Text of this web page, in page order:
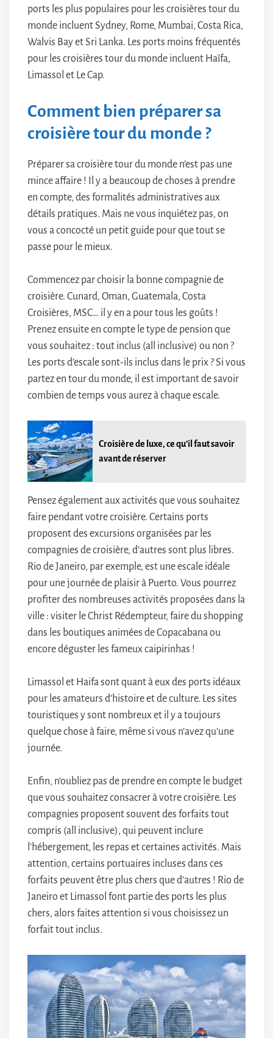
ports les plus populaires pour les croisières tour du
monde incluent Sydney, Rome, Mumbai, Costa Rica,
Walvis Bay et Sri Lanka. Les ports moins fréquentés
pour les croisières tour du monde incluent Haïfa,
Limassol et Le Cap.
Comment bien préparer sa
croisière tour du monde ?
Préparer sa croisière tour du monde n’est pas une
mince affaire ! Il y a beaucoup de choses à prendre
en compte, des formalités administratives aux
détails pratiques. Mais ne vous inquiétez pas, on
vous a concocté un petit guide pour que tout se
passe pour le mieux.
Commencez par choisir la bonne compagnie de
croisière. Cunard, Oman, Guatemala, Costa
Croisières, MSC… il y en a pour tous les goûts !
Prenez ensuite en compte le type de pension que
vous souhaitez : tout inclus (all inclusive) ou non ?
Les ports d’escale sont-ils inclus dans le prix ? Si vous
partez en tour du monde, il est important de savoir
combien de temps vous aurez à chaque escale.
Croisière de luxe, ce qu’il faut savoir
avant de réserver
Pensez également aux activités que vous souhaitez
faire pendant votre croisière. Certains ports
proposent des excursions organisées par les
compagnies de croisière, d’autres sont plus libres.
Rio de Janeiro, par exemple, est une escale idéale
pour une journée de plaisir à Puerto. Vous pourrez
profiter des nombreuses activités proposées dans la
ville : visiter le Christ Rédempteur, faire du shopping
dans les boutiques animées de Copacabana ou
encore déguster les fameux caipirinhas !
Limassol et Haifa sont quant à eux des ports idéaux
pour les amateurs d’histoire et de culture. Les sites
touristiques y sont nombreux et il y a toujours
quelque chose à faire, même si vous n’avez qu’une
journée.
Enfin, n’oubliez pas de prendre en compte le budget
que vous souhaitez consacrer à votre croisière. Les
compagnies proposent souvent des forfaits tout
compris (all inclusive), qui peuvent inclure
l’hébergement, les repas et certaines activités. Mais
attention, certains portuaires incluses dans ces
forfaits peuvent être plus chers que d’autres ! Rio de
Janeiro et Limassol font partie des ports les plus
chers, alors faites attention si vous choisissez un
forfait tout inclus.